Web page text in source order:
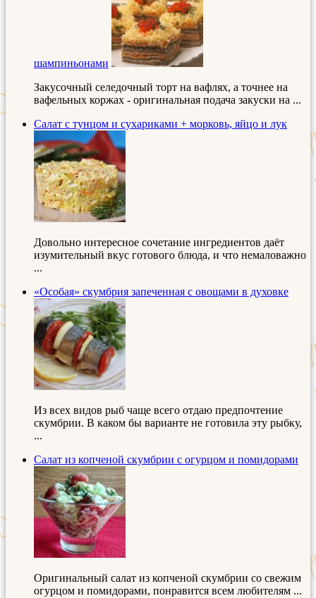
шампиньонами
Закусочный селедочный торт на вафлях, а точнее на
вафельных коржах - оригинальная подача закуски на ...
Салат с тунцом и сухариками + морковь, яйцо и лук
Довольно интересное сочетание ингредиентов даёт
изумительный вкус готового блюда, и что немаловажно
...
«Особая» скумбрия запеченная с овощами в духовке
Из всех видов рыб чаще всего отдаю предпочтение
скумбрии. В каком бы варианте не готовила эту рыбку,
...
Салат из копченой скумбрии с огурцом и помидорами
Оригинальный салат из копченой скумбрии со свежим
огурцом и помидорами, понравится всем любителям ...